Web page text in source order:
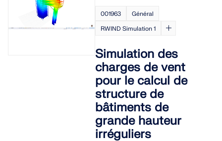
001963
Général
RWIND Simulation 1
Simulation des
charges de vent
pour le calcul de
structure de
bâtiments de
grande hauteur
irréguliers